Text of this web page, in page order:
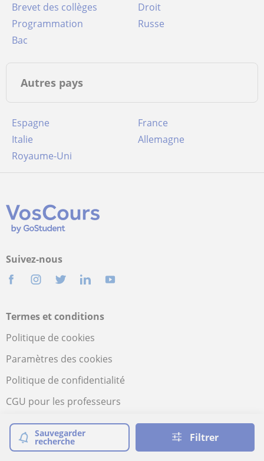
Sauvegarder
recherche Filtrer
Brevet des collèges
Droit
Programmation
Russe
Bac
Autres pays
Espagne
France
Italie
Allemagne
Royaume-Uni
Suivez-nous
Termes et conditions
Politique de cookies
Paramètres des cookies
Politique de confidentialité
CGU pour les professeurs
CGU pour les élèves
Sécurité